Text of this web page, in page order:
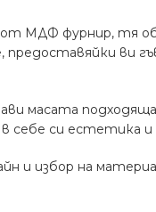
от МДФ фурнир, тя
предоставяйки ви
масата
себе си естетика и
и избор на